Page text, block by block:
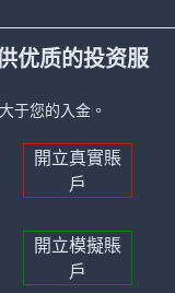
优质的投资服
于您的入金。
開立真實賬
戶
開立模擬賬
戶